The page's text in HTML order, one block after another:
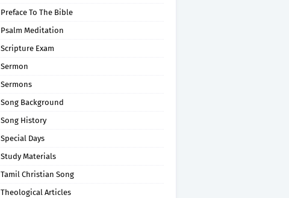
Preface To The Bible
Psalm Meditation
Scripture Exam
Sermon
Sermons
Song Background
Song History
Special Days
Study Materials
Tamil Christian Song
Theological Articles